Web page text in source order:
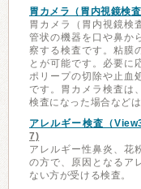
胃カメラ（胃内視鏡検査
胃カメラ（胃内視鏡検
管状の機器を口や鼻か
察する検査です。粘膜
とが可能です。必要に
ポリープの切除や止血
です。胃カメラ検査は
検査になった場合など
アレルギー検査（
7)
アレルギー性鼻炎、花
の方で、原因となるア
ない方が受ける検査。